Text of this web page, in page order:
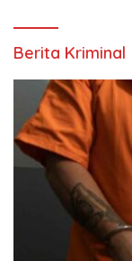
Berita Kriminal